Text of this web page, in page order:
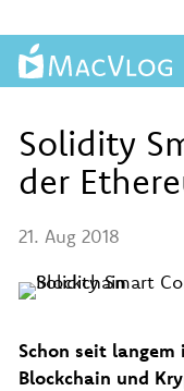
Kurse
Über MacVlog
Solidity
der
21. Aug 2018
Schon seit
Blockchain und